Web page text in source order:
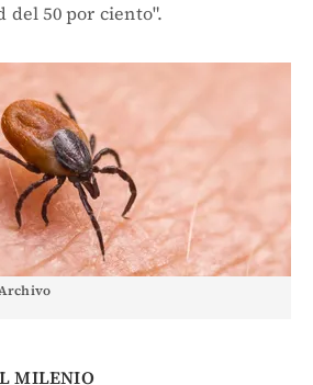
del 50 por ciento".
MILENIO